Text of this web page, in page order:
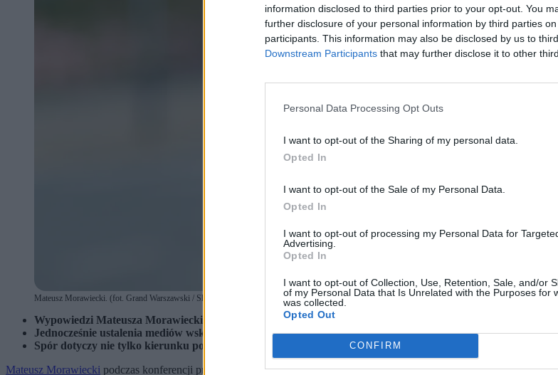
information disclosed to third parties prior to your opt-out. You
further disclosure of your personal information by third parties on
participants. This information may also be disclosed by us to
Downstream Participants that may further disclose it to other
Personal Data Processing Opt Outs
I want to opt-out of the Sharing of my personal data.
Opted In
I want to opt-out of the Sale of my Personal Data.
Opted In
I want to opt-out of processing my Personal Data for
Advertising.
Opted In
I want to opt-out of Collection, Use, Retention, Sale, and/or
of my Personal Data that Is Unrelated with the Purposes for
was collected.
Opted Out
CONFIRM
Mateusz Morawiecki. (fot. Grand Warszawski / Shutterstock)
Wypowiedzi Mateusza Morawieckiego pokazują, że były premier nie zamierza wycofywać się ani z
Jednocześnie ustalenia mediów wskazują na narastający konflikt między różnymi frakcjami w partii.
Spór dotyczy nie tylko kierunku politycznego ugrupowania, ale także strategii przed kolejnymi kampaniami
Mateusz Morawiecki podczas konferencji prasowej w Sejmie został zapytany o przebieg zamkniętego posiedzenia